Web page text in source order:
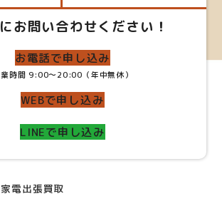
お問い合わせください！
お電話で申し込み
時間 9:00～20:00（年中無休）
WEBで申し込み
LINEで申し込み
電出張買取